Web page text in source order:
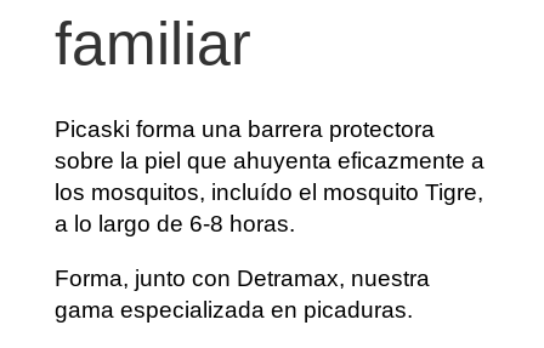
familiar
Picaski forma una barrera protectora
sobre la piel que ahuyenta eficazmente a
los mosquitos, incluído el mosquito Tigre,
a lo largo de 6-8 horas.
Forma, junto con Detramax, nuestra
gama especializada en picaduras.